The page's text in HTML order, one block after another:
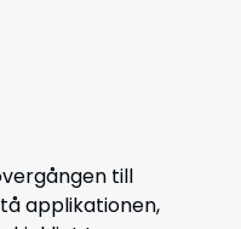
till
applikationen,